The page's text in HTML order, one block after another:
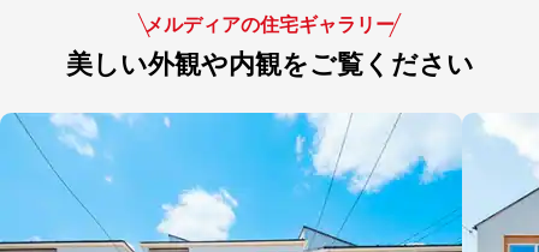
メルディアの住宅ギャラリー
美しい外観や内観をご覧ください